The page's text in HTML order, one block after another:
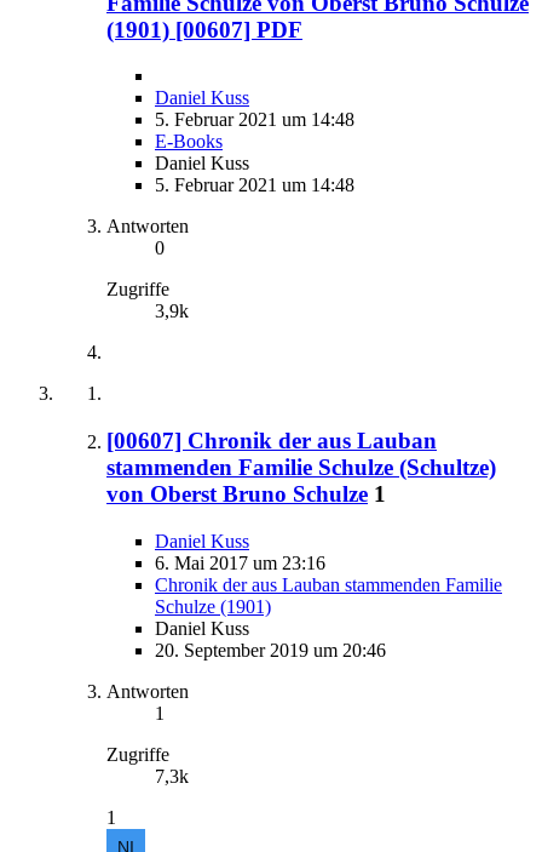
(1901) [00607] PDF
Daniel Kuss
5. Februar 2021 um 14:48
E-Books
Daniel Kuss
5. Februar 2021 um 14:48
Antworten
0
Zugriffe
3,9k
[00607] Chronik der aus Lauban
stammenden Familie Schulze (Schultze)
von Oberst Bruno Schulze 1
Daniel Kuss
6. Mai 2017 um 23:16
Chronik der aus Lauban stammenden Familie
Schulze (1901)
Daniel Kuss
20. September 2019 um 20:46
Antworten
1
Zugriffe
7,3k
1